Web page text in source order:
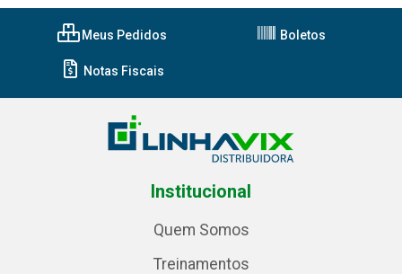
Meus Pedidos Boletos
Notas Fiscais
Institucional
Quem Somos
Treinamentos